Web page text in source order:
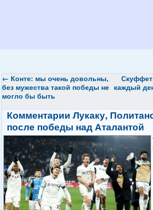
← Конте: мы очень довольны,
без мужества такой победы не
могло бы быть
каждый
Комментарии Лукаку,
после победы над Аталантой